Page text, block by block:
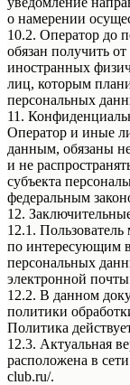
о намерении
10.2. Оператор до
обязан получить
иностранных
лиц, которым
персональных
11.
Оператор и иные
данным, обязаны
и не
субъекта
федеральным
12.
12.1.
по интересующим
персональных
электронной
12.2. В данном
политики
Политика
12.3. Актуальная
расположена в
club.ru/.